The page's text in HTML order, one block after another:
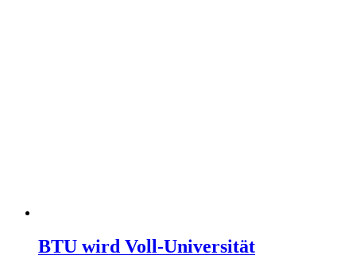
BTU wird Voll-Universität